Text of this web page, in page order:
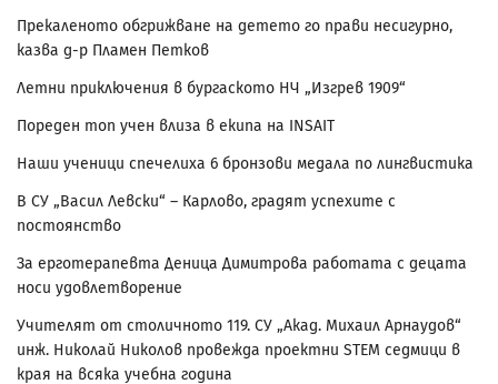
Прекаленото обгрижване на детето го прави несигурно,
казва д-р Пламен Петков
Летни приключения в бургаското НЧ „Изгрев 1909“
Пореден топ учен влиза в екипа на INSAIT
Наши ученици спечелиха 6 бронзови медала по лингвистика
В СУ „Васил Левски“ – Карлово, градят успехите с
постоянство
За ерготерапевта Деница Димитрова работата с децата
носи удовлетворение
Учителят от столичното 119. СУ „Акад. Михаил Арнаудов“
инж. Николай Николов провежда проектни STEM седмици в
края на всяка учебна година